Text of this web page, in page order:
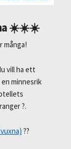
☀️☀️☀️
många!
vill ha ett
minnesrik
?.
??